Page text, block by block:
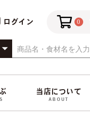
ログイン 0
当店について
ABOUT